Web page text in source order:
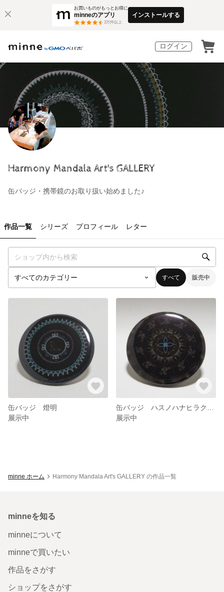
お買いものがもっとお得に
minneのアプリ
3万件以上
インストールする
ログイン
Harmony Mandala Art's GALLERY
缶バッジ・携帯鏡のお取り扱い始めました♪
作品一覧 シリーズ プロフィール レター
すべて 販売中
缶バッジ 燈明
展示中
展示中
minne ホーム Harmony Mandala Art's GALLERY の作品一覧
minneを知る
minneについて
minneで買いたい
作品をさがす
ショップをさがす